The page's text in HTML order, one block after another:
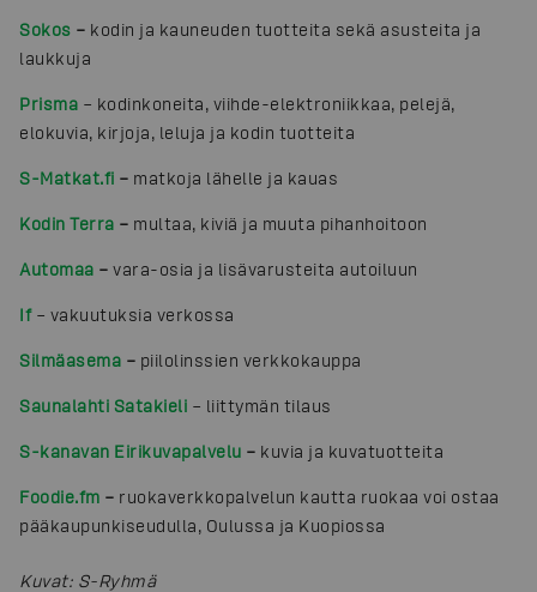
Sokos – kodin ja kauneuden tuotteita sekä asusteita ja
laukkuja
Prisma – kodinkoneita, viihde-elektroniikkaa, pelejä,
elokuvia, kirjoja, leluja ja kodin tuotteita
S-Matkat.fi – matkoja lähelle ja kauas
Kodin Terra – multaa, kiviä ja muuta pihanhoitoon
Automaa – vara-osia ja lisävarusteita autoiluun
If– vakuutuksia verkossa
Silmäasema – piilolinssien verkkokauppa
Saunalahti Satakieli – liittymän tilaus
S-kanavan Eirikuvapalvelu – kuvia ja kuvatuotteita
Foodie.fm – ruokaverkkopalvelun kautta ruokaa voi ostaa
pääkaupunkiseudulla, Oulussa ja Kuopiossa
Kuvat: S-Ryhmä